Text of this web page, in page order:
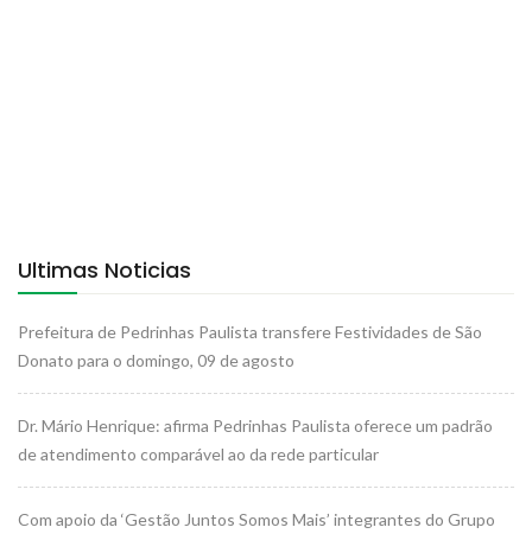
Ultimas Noticias
Prefeitura de Pedrinhas Paulista transfere Festividades de São
Donato para o domingo, 09 de agosto
Dr. Mário Henrique: afirma Pedrinhas Paulista oferece um padrão
de atendimento comparável ao da rede particular
Com apoio da ‘Gestão Juntos Somos Mais’ integrantes do Grupo